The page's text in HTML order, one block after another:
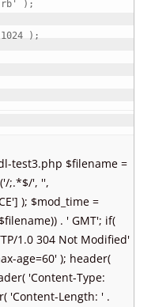
) ;
1024 ) ;
test3.php $filename =
;.*$/', '',
); $mod_time =
. ' GMT'; if(
1.0 304 Not Modified'
age=60' ); header(
'Content-Type:
'Content-Length: ' .